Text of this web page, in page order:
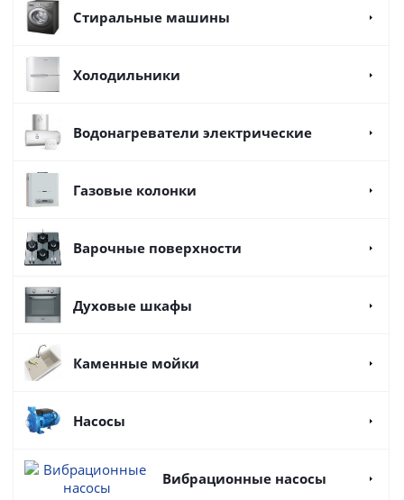
Стиральные машины
Холодильники
Водонагреватели электрические
Газовые колонки
Варочные поверхности
Духовые шкафы
Каменные мойки
Насосы
Вибрационные насосы